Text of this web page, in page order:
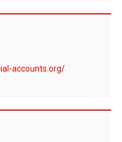
accounts.org/